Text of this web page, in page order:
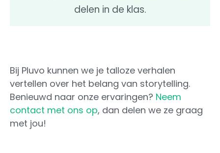
delen in de klas.
Bij Pluvo kunnen we je talloze verhalen
vertellen over het belang van storytelling.
Benieuwd naar onze ervaringen? Neem
contact met ons op, dan delen we ze graag
met jou!